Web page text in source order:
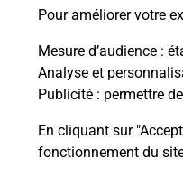
Pour améliorer votre
Mesure d’audience :
Analyse et
Publicité : permettre
En cliquant sur
fonctionnement du
Comment
Comment